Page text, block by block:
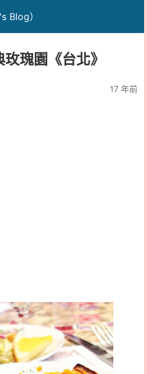
Blog）
玫瑰園《台北》
17 年前